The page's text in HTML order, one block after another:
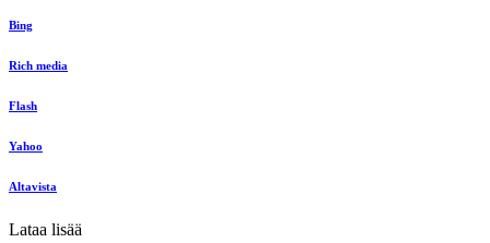
Bing
Rich media
Flash
Yahoo
Altavista
Lataa lisää